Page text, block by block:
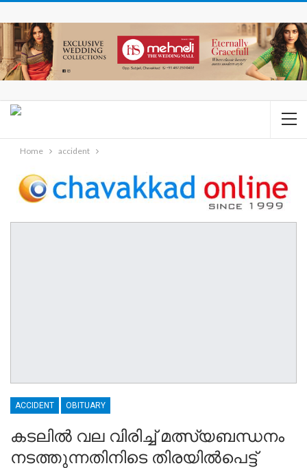
Home accident
ACCIDENT OBITUARY
കടലിൽ വല വിരിച്ച് മത്സ്യബന്ധനം
നടത്തുന്നതിനിടെ തിരയിൽപെട്ട്